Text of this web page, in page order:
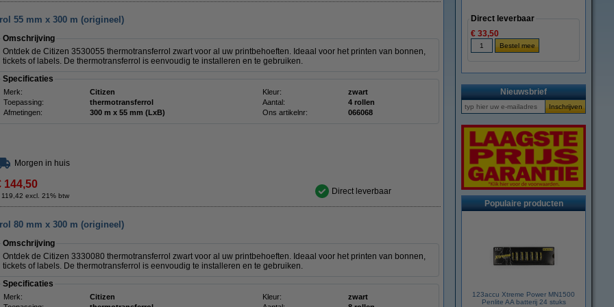
55 mm x 300 m (origineel)
Omschrijving
Ontdek de Citizen 3530055 thermotransferrol zwart voor al uw printbehoeften. Ideaal voor het printen van bonnen,
tickets of labels. De thermotransferrol is eenvoudig te installeren en te gebruiken.
Specificaties
Merk: Citizen Kleur:
zwart
Toepassing:
thermotransferrol Aantal:
4 rollen
Afmetingen:
300 m x 55 mm (LxB) Ons artikelnr: 066068
Morgen in huis
144,50
119,42 excl. 21% btw Direct leverbaar
80 mm x 300 m (origineel)
Omschrijving
Ontdek de Citizen 3330080 thermotransferrol zwart voor al uw printbehoeften. Ideaal voor het printen van bonnen,
tickets of labels. De thermotransferrol is eenvoudig te installeren en te gebruiken.
Specificaties
Merk: Citizen Kleur:
zwart
Direct leverbaar
€ 33,50
Nieuwsbrief
Populaire producten
123accu Xtreme Power MN1500
Penlite AA batterij 24 stuks